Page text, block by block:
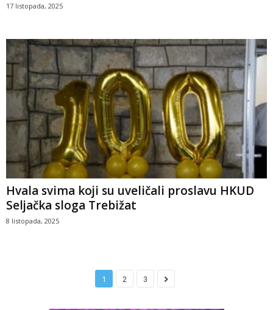
17 listopada, 2025
Hvala svima koji su uveličali proslavu HKUD
Seljačka sloga Trebižat
8 listopada, 2025
1 2 3